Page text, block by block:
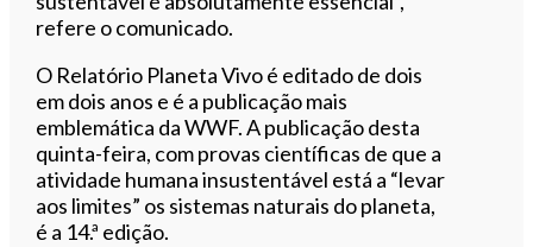
refere o comunicado.
O Relatório Planeta Vivo é editado de dois
em dois anos e é a publicação mais
emblemática da WWF. A publicação desta
quinta-feira, com provas científicas de que a
atividade humana insustentável está a “levar
aos limites” os sistemas naturais do planeta,
é a 14.ª edição.